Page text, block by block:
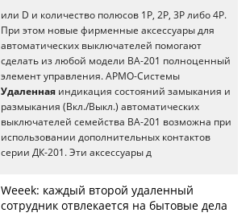
или D и количество полюсов 1Р, 2Р, 3Р либо 4Р.
При этом новые фирменные аксессуары для
автоматических выключателей помогают
сделать из любой модели ВА-201 полноценный
элемент управления. АРМО-Системы
Удаленная индикация состояний замыкания и
размыкания (Вкл./Выкл.) автоматических
выключателей семейства ВА-201 возможна при
использовании дополнительных контактов
серии ДК-201. Эти аксессуары д
Weeek: каждый второй удаленный
сотрудник отвлекается на бытовые дела